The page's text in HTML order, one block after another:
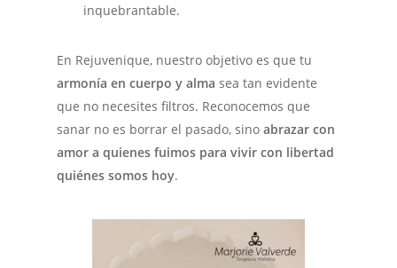
inquebrantable.
En Rejuvenique, nuestro objetivo es que tu
armonía en cuerpo y alma sea tan evidente
que no necesites filtros. Reconocemos que
sanar no es borrar el pasado, sino abrazar con
amor a quienes fuimos para vivir con libertad
quiénes somos hoy.